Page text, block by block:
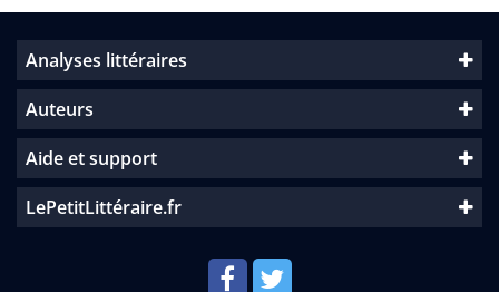
Analyses littéraires
Auteurs
Aide et support
LePetitLittéraire.fr